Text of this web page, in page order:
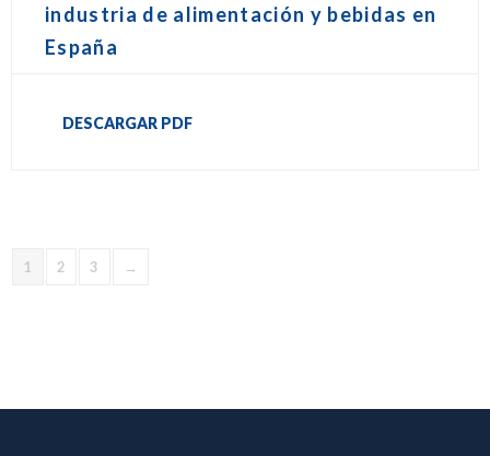
industria de alimentación y bebidas en
España
DESCARGAR PDF
1 2 3 →